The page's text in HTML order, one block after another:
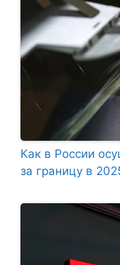
Как в России
за границу в